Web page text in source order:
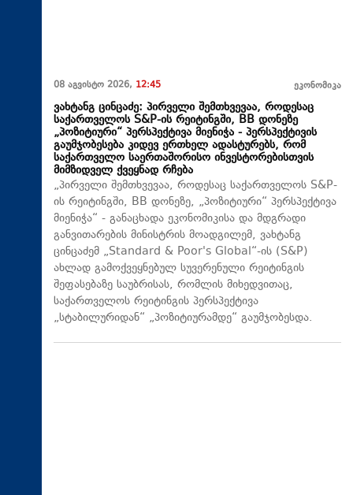
08 აგვისტო 2026, 12:45 ეკონომიკა
ვახტანგ ცინცაძე: პირველი შემთხვევაა, როდესაც
საქართველოს S&P-ის რეიტინგში, BB დონეზე
„პოზიტიური“ პერსპექტივა მიენიჭა - პერსპექტივის
გაუმჯობესება კიდევ ერთხელ ადასტურებს, რომ
საქართველო საერთაშორისო ინვესტორებისთვის
მიმზიდველ ქვეყნად რჩება
„პირველი შემთხვევაა, როდესაც საქართველოს S&P-
ის რეიტინგში, BB დონეზე, „პოზიტიური“ პერსპექტივა
მიენიჭა“ - განაცხადა ეკონომიკისა და მდგრადი
განვითარების მინისტრის მოადგილემ, ვახტანგ
ცინცაძემ „Standard & Poor's Global“-ის (S&P)
ახლად გამოქვეყნებულ სუვერენული რეიტინგის
შეფასებაზე საუბრისას, რომლის მიხედვითაც,
საქართველოს რეიტინგის პერსპექტივა
„სტაბილურიდან“ „პოზიტიურამდე“ გაუმჯობესდა.